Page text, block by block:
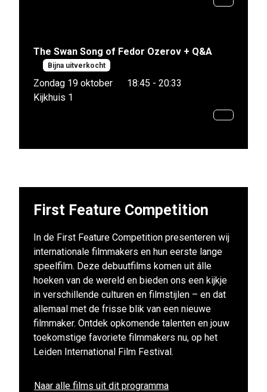
The Swan Song of Fedor Ozerov + Q&A
Bijna uitverkocht
Zondag 19 oktober
18:45 - 20:33
Kijkhuis 1
First Feature Competition
In de First Feature Competition presenteren wij
internationale filmmakers en hun eerste lange
speelfilm. Deze debuutfilms komen uit álle
hoeken van de wereld en bieden ons een kijkje
in verschillende culturen en filmstijlen – en dat
allemaal met de frisse blik van een nieuwe
filmmaker. Ontdek opkomende talenten en jouw
toekomstige favoriete filmmakers nu, op het
Leiden International Film Festival.
Naar alle films uit dit programma